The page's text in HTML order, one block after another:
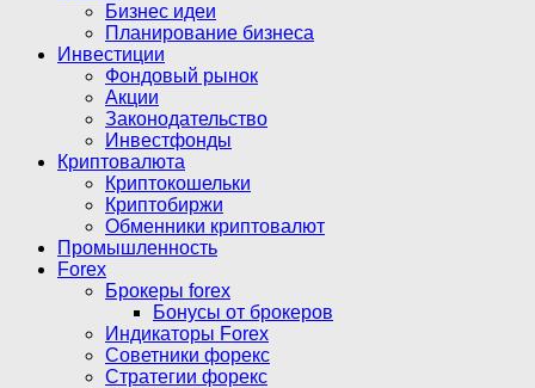
Бизнес идеи
Планирование бизнеса
Инвестиции
Фондовый рынок
Акции
Законодательство
Инвестфонды
Криптовалюта
Криптокошельки
Криптобиржи
Обменники криптовалют
Промышленность
Forex
Брокеры forex
Бонусы от брокеров
Индикаторы Forex
Советники форекс
Стратегии форекс